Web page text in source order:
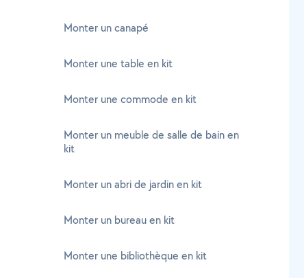
Monter un canapé
Monter une table en kit
Monter une commode en kit
Monter un meuble de salle de bain en
kit
Monter un abri de jardin en kit
Monter un bureau en kit
Monter une bibliothèque en kit